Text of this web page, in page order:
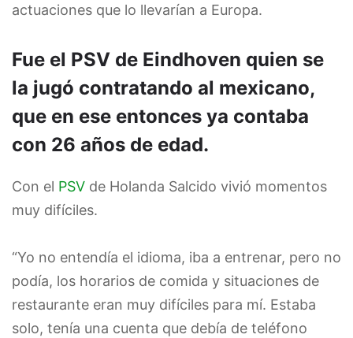
actuaciones que lo llevarían a Europa.
Fue el PSV de Eindhoven quien se
la jugó contratando al mexicano,
que en ese entonces ya contaba
con 26 años de edad.
Con el PSV de Holanda Salcido vivió momentos
muy difíciles.
“Yo no entendía el idioma, iba a entrenar, pero no
podía, los horarios de comida y situaciones de
restaurante eran muy difíciles para mí. Estaba
solo, tenía una cuenta que debía de teléfono